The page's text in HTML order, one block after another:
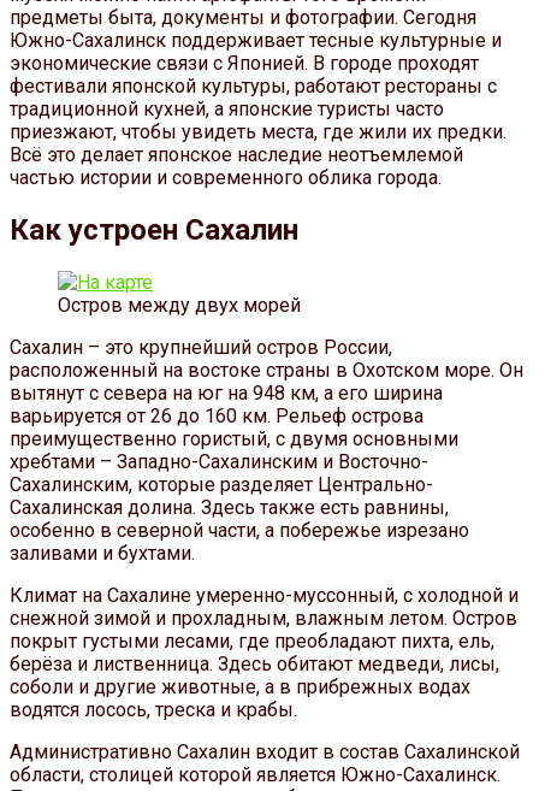
предметы быта, документы и фотографии. Сегодня
Южно-Сахалинск поддерживает тесные культурные и
экономические связи с Японией. В городе проходят
фестивали японской культуры, работают рестораны с
традиционной кухней, а японские туристы часто
приезжают, чтобы увидеть места, где жили их предки.
Всё это делает японское наследие неотъемлемой
частью истории и современного облика города.
Как устроен Сахалин
Остров между двух морей
Сахалин – это крупнейший остров России,
расположенный на востоке страны в Охотском море. Он
вытянут с севера на юг на 948 км, а его ширина
варьируется от 26 до 160 км. Рельеф острова
преимущественно гористый, с двумя основными
хребтами – Западно-Сахалинским и Восточно-
Сахалинским, которые разделяет Центрально-
Сахалинская долина. Здесь также есть равнины,
особенно в северной части, а побережье изрезано
заливами и бухтами.
Климат на Сахалине умеренно-муссонный, с холодной и
снежной зимой и прохладным, влажным летом. Остров
покрыт густыми лесами, где преобладают пихта, ель,
берёза и лиственница. Здесь обитают медведи, лисы,
соболи и другие животные, а в прибрежных водах
водятся лосось, треска и крабы.
Административно Сахалин входит в состав Сахалинской
области, столицей которой является Южно-Сахалинск.